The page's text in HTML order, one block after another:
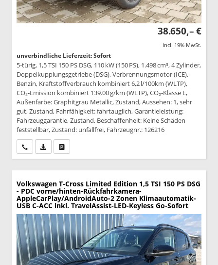
38.650,– €
incl. 19% MwSt.
unverbindliche Lieferzeit: Sofort
5-türig, 1,5 TSI 150 PS DSG, 110 kW (150 PS), 1.498 cm³, 4 Zylinder,
Doppelkupplungsgetriebe (DSG), Verbrennungsmotor (ICE),
Benzin, Kraftstoffverbrauch kombiniert 6,2 l/100km (WLTP),
CO₂-Emission kombiniert 139.00 g/km (WLTP), CO₂-Klasse E,
Außenfarbe: Graphitgrau Metallic, Zustand, Aussehen: 1, sehr
gut, Zustand, Fahrfähigkeit: fahrtauglich, Garantieleistung:
Fahrzeuggarantie, Zustand, Beschaffenheit: Keine Schäden
feststellbar, Zustand: unfallfrei, Fahrzeugnr.: 126216
Wir rufen Sie anPDF-Datei, Fahrzeugexposé drucken
Volkswagen T-Cross Limited Edition 1,5 TSI 150 PS DSG
- PDC vorne/hinten-Rückfahrkamera-
AppleCarPlay/AndroidAuto-2 Zonen Klimaautomatik-
USB C-ACC inkl. TravelAssist-LED-Keyless Go-Sofort